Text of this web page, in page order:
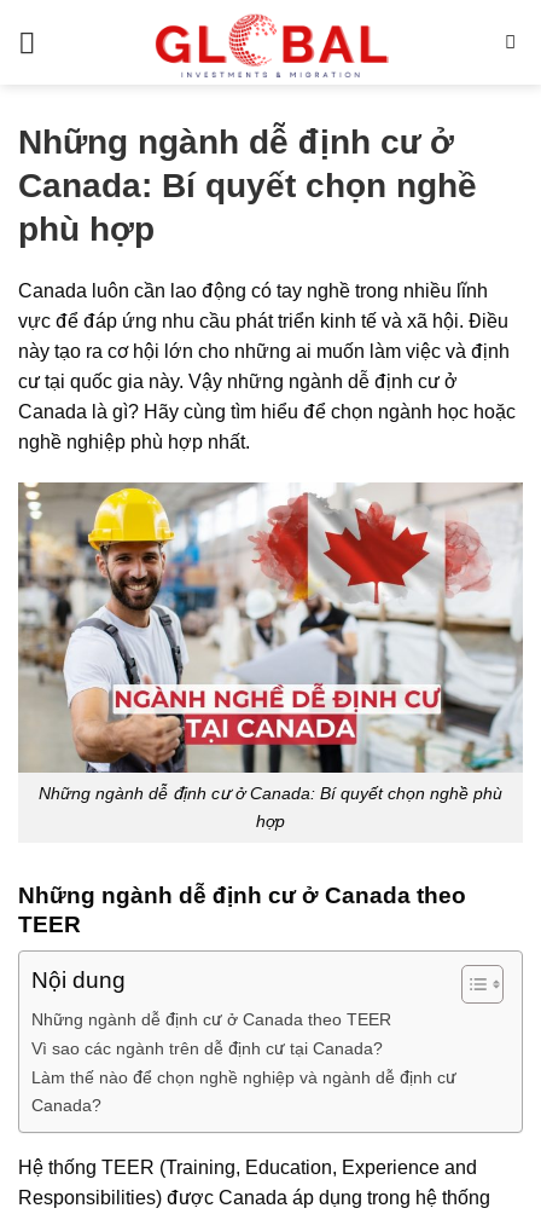
Những ngành dễ định cư ở
Canada: Bí quyết chọn nghề
phù hợp
Canada luôn cần lao động có tay nghề trong nhiều lĩnh
vực để đáp ứng nhu cầu phát triển kinh tế và xã hội. Điều
này tạo ra cơ hội lớn cho những ai muốn làm việc và định
cư tại quốc gia này. Vậy những ngành dễ định cư ở
Canada là gì? Hãy cùng tìm hiểu để chọn ngành học hoặc
nghề nghiệp phù hợp nhất.
Những ngành dễ định cư ở Canada: Bí quyết chọn nghề phù
hợp
Những ngành dễ định cư ở Canada theo
TEER
Nội dung
Những ngành dễ định cư ở Canada theo TEER
Vì sao các ngành trên dễ định cư tại Canada?
Làm thế nào để chọn nghề nghiệp và ngành dễ định cư
Canada?
Hệ thống TEER (Training, Education, Experience and
Responsibilities) được Canada áp dụng trong hệ thống